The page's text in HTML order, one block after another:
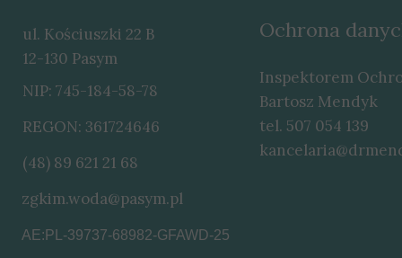
(48) 89 621 21 68
AE:PL-39737-68982-GFAWD-25
zgkim.woda@pasym.pl
ul. Kościuszki 22 B
12-130 Pasym
(48) 89 621 21 68
NIP: 745-184-58-78
REGON: 361724646
Ochrona
Inspektorem
Bartosz Mendyk
tel. 507 054 139